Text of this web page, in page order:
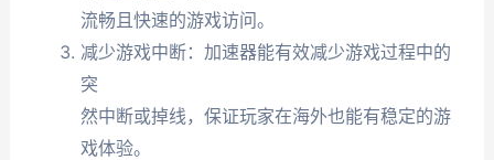
流畅且快速的游戏访问。
减少游戏中断：加速器能有效减少游戏过程中的
突
然中断或掉线，保证玩家在海外也能有稳定的游
戏体验。